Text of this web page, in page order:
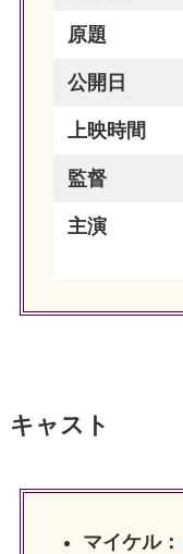
原題
公開日
上映時間
監督
主演
キャスト
マイケル：